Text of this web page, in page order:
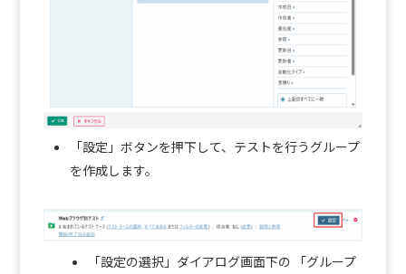
「設定」ボタンを押下して、テストを行うグループ
を作成します。
「設定の選択」ダイアログ画面下の 「グループ